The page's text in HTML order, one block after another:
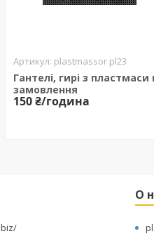
plastmassor pl23
Гантелі, гирі з пластмаси
замовлення
150 ₴/година
О